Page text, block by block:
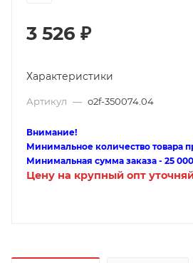
3 526 ₽
Характеристики
Артикул — o2f-350074.04
Внимание!
Минимальное количество товара
Минимальная сумма заказа - 25
Цену на крупный опт